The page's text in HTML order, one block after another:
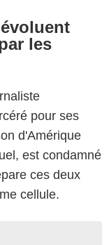
les
pour ses
d'Amérique
est condamné
ces deux
cellule.